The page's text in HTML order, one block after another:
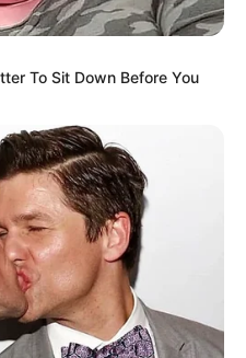
την αλήθεια… Η
αυτόν τον αγώνα με
και τα λάικ σας…
ΑΡΈΣΕΙ
ΕΓΓΡΑΦΕΊΤΕ
To Sit Down Before You